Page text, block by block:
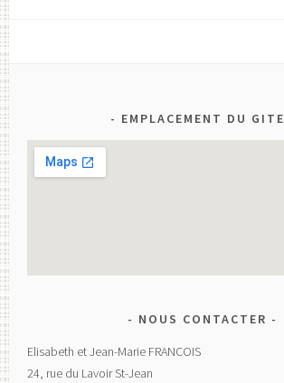
EMPLACEMENT DU GITE
NOUS CONTACTER
Elisabeth et Jean-Marie FRANCOIS
24, rue du Lavoir St-Jean